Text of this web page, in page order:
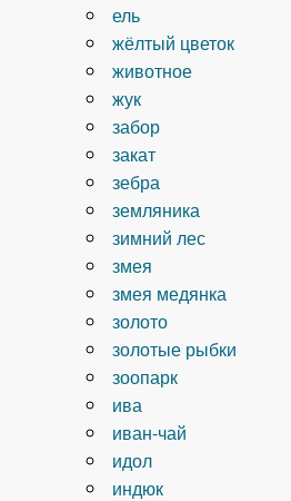
ель
жёлтый цветок
животное
жук
забор
закат
зебра
земляника
зимний лес
змея
змея медянка
золото
золотые рыбки
зоопарк
ива
иван-чай
идол
индюк